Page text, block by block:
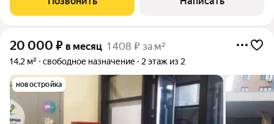
Пол-наливной бетон. Ворота под еврофуру. Внутри
20 000 ₽ в месяц 1 408 ₽ за м²
14,2 м² свободное назначение 2 этаж из 2
новостройка